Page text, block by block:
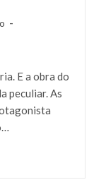
E a obra do
peculiar. As